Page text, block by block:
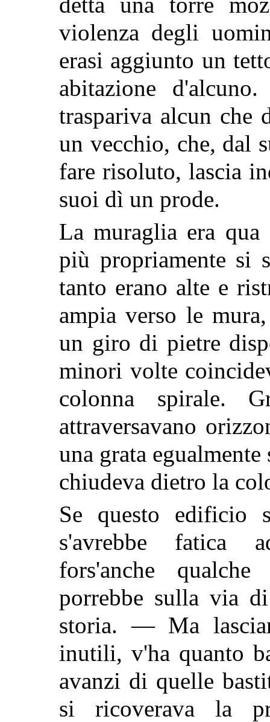
violenza degli
erasi aggiunto un
abitazione
traspariva alcun che
un vecchio, che, dal
fare risoluto, lascia
suoi dì un prode.
La muraglia era
più propriamente si
tanto erano alte e
ampia verso le
un giro di pietre
minori volte
colonna spirale.
attraversavano
una grata
chiudeva dietro la
Se questo edificio
s'avrebbe fatica
fors'anche
porrebbe sulla via
storia. — Ma
inutili, v'ha quanto
avanzi di quelle
si ricoverava la